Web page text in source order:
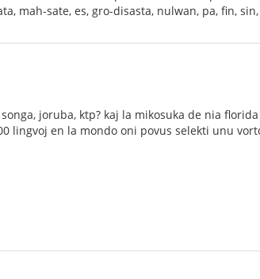
mah-sate, es, gro-disasta, nulwan, pa, fin,
joruba, ktp? kaj la mikosuka de nia
lingvoj en la mondo oni povus selekti unu